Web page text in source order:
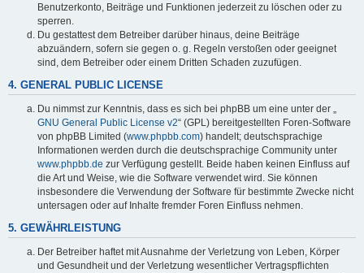
Benutzerkonto, Beiträge und Funktionen jederzeit zu löschen oder zu
sperren.
Du gestattest dem Betreiber darüber hinaus, deine Beiträge
abzuändern, sofern sie gegen o. g. Regeln verstoßen oder geeignet
sind, dem Betreiber oder einem Dritten Schaden zuzufügen.
4. GENERAL PUBLIC LICENSE
Du nimmst zur Kenntnis, dass es sich bei phpBB um eine unter der „
GNU General Public License v2“ (GPL) bereitgestellten Foren-Software
von phpBB Limited (www.phpbb.com) handelt; deutschsprachige
Informationen werden durch die deutschsprachige Community unter
www.phpbb.de zur Verfügung gestellt. Beide haben keinen Einfluss auf
die Art und Weise, wie die Software verwendet wird. Sie können
insbesondere die Verwendung der Software für bestimmte Zwecke nicht
untersagen oder auf Inhalte fremder Foren Einfluss nehmen.
5. GEWÄHRLEISTUNG
Der Betreiber haftet mit Ausnahme der Verletzung von Leben, Körper
und Gesundheit und der Verletzung wesentlicher Vertragspflichten